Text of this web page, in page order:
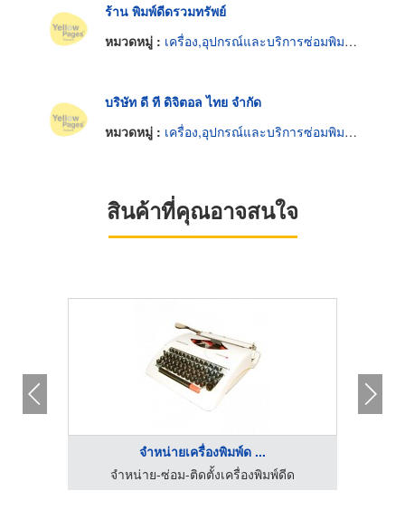
ร้าน พิมพ์ดีดรวมทรัพย์
หมวดหมู่ : เครื่อง,อุปกรณ์และบริการซ่อมพิมพ์ดีด
บริษัท ดี ที ดิจิตอล ไทย จำกัด
หมวดหมู่ : เครื่อง,อุปกรณ์และบริการซ่อมพิมพ์ดีด
สินค้าที่คุณอาจสนใจ
จำหน่ายเครื่องพิมพ์ด ...
จำหน่าย-ซ่อม-ติดตั้งเครื่องพิมพ์ดีด